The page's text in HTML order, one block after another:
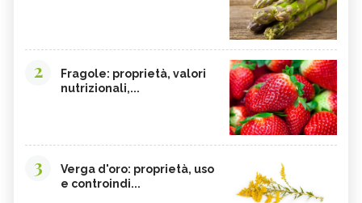
2
Fragole: proprietà, valori
nutrizionali,...
3
Verga d'oro: proprietà, uso
e controindi...